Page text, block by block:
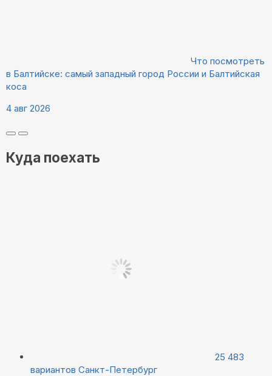
Что посмотреть
в Балтийске: самый западный город России и Балтийская
коса
4 авг 2026
Куда поехать
25 483
вариантов Санкт-Петербург